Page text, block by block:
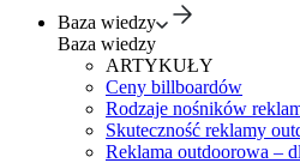
Baza wiedzy
Baza wiedzy
ARTYKUŁY
Ceny billboardów
Rodzaje nośników
Skuteczność reklamy
Reklama outdoorowa –